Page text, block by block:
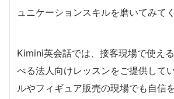
ュニケーションスキルを磨いてみてく
Kimini英会話では、接客現場で使え
べる法人向けレッスンをご提供して
ルやフィギュア販売の現場でも自信